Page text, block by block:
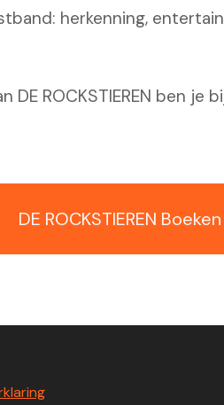
herkenning,
DE ROCKSTIEREN ben je
DE ROCKSTIEREN Boeken